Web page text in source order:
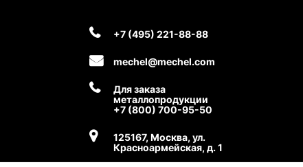
+7 (495) 221-88-88
mechel@mechel.com
Для заказа
металлопродукции
+7 (800) 700-95-50
125167, Москва, ул.
Красноармейская, д. 1